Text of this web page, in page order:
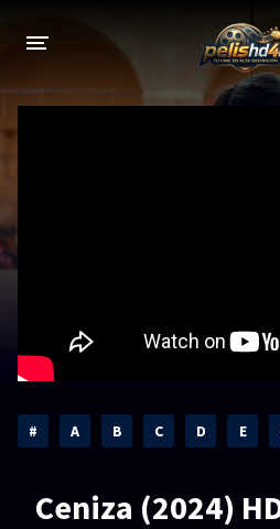
h265 HEVC
GÉNEROS
Acción
# A B C D E
Ceniza (2024)